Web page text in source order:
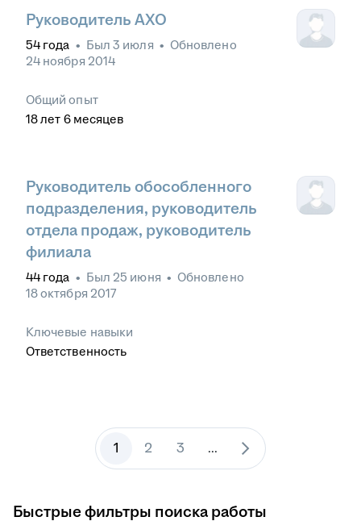
Руководитель АХО
54 года • Был 3 июля • Обновлено
24 ноября 2014
Общий опыт
18лет 6 месяцев
Руководитель обособленного
подразделения, руководитель
отдела продаж, руководитель
филиала
44 года • Был 25 июня • Обновлено
18 октября 2017
Ключевые навыки
Ответственность
1 2 3 ...
Быстрые фильтры поиска работы